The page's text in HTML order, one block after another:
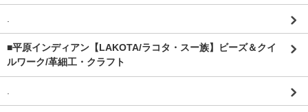
.
■平原インディアン【LAKOTA/ラコタ・スー族】ビーズ＆クイ
ルワーク/革細工・クラフト
.